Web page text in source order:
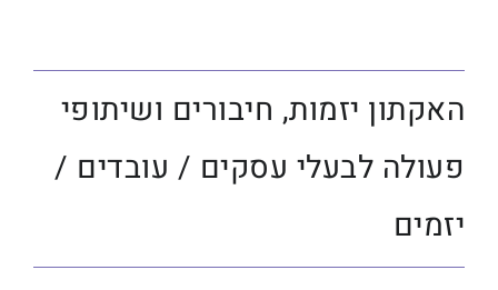
האקתון יזמות, חיבורים ושיתופי
פעולה לבעלי עסקים / עובדים /
יזמים